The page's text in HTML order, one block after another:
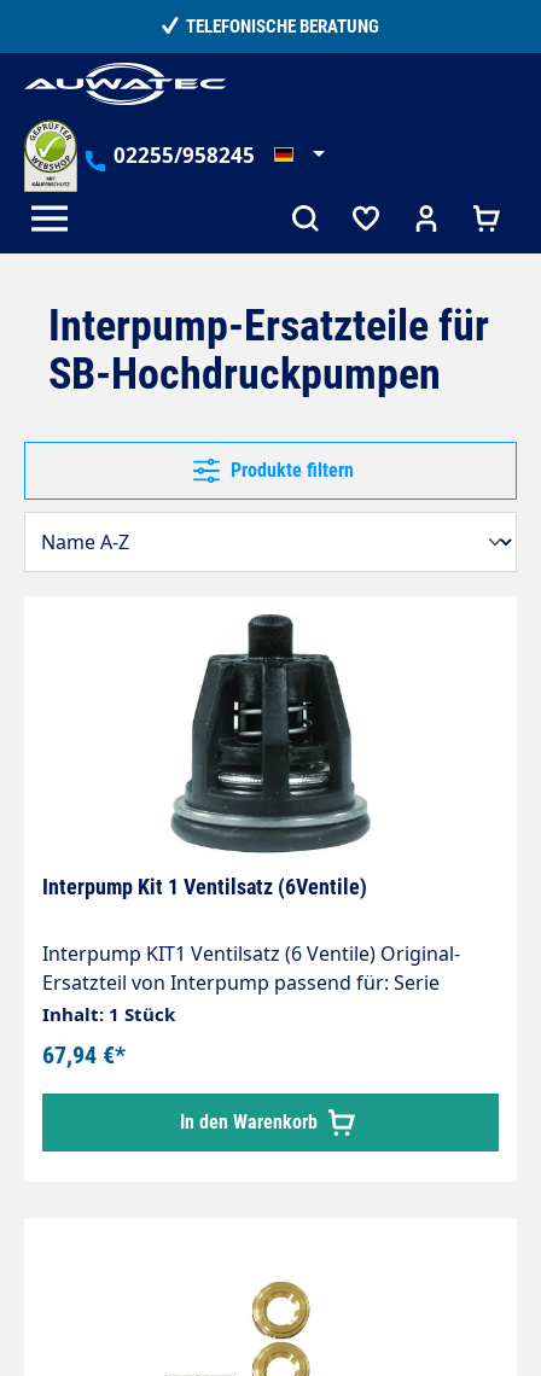
15.000+ ZUFRIEDENE KUNDEN
02255/958245
Interpump-Ersatzteile für
SB-Hochdruckpumpen
Produkte filtern
Interpump Kit 1 Ventilsatz (6Ventile)
Interpump KIT1 Ventilsatz (6 Ventile) Original-
Ersatzteil von Interpump passend für: Serie
47 W201 WS102+132+133+162+171+201+202 Serie
48 WS135 Serie 50 W98+99+151 WW141+161
WS151+152 Serie 51 WW90
Inhalt: 1 Stück
67,94 €*
In den Warenkorb